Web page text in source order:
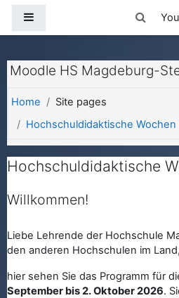
Moodle HS Magdeburg-
Home
Site pages
Hochschuldidaktische Wochen
Hochschuldidaktische
Willkommen!
Liebe Lehrende der Hochschule
den anderen Hochschulen im Land,
hier sehen Sie das Programm für
September bis 2. Oktober 2026.